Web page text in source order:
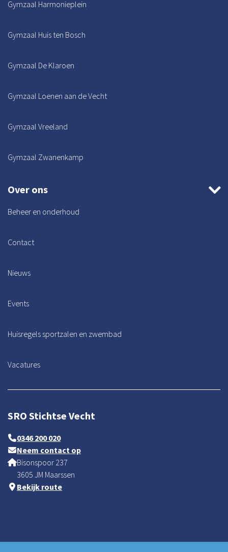
Gymzaal Harmonieplein
Gymzaal Huis ten Bosch
Gymzaal De Klaroen
Gymzaal Loenen aan de Vecht
Gymzaal Vreeland
Gymzaal Zwanenkamp
Over ons
Beheer en onderhoud
Contact
Nieuws
Events
Huisregels sportzalen en zwembad
Vacatures
SRO Stichtse Vecht
0346 200 020
Neem contact op
Bisonspoor 237
3605 JM Maarssen
Bekijk route